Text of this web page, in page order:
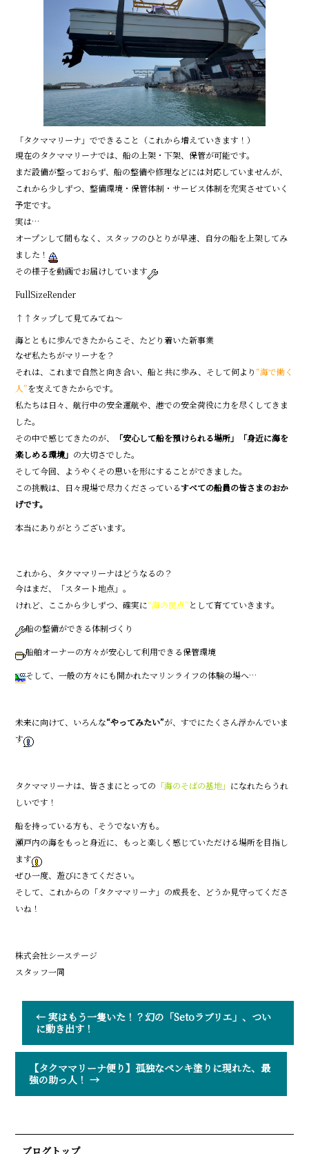
「タクママリーナ」でできること（これから増えていきます！）
現在のタクママリーナでは、船の上架・下架、保管が可能です。
まだ設備が整っておらず、船の整備や修理などには対応していませんが、
これから少しずつ、整備環境・保管体制・サービス体制を充実させていく
予定です。
実は…
オープンして間もなく、スタッフのひとりが早速、自分の船を上架してみ
ました！
その様子を動画でお届けしています
FullSizeRender
↑↑タップして見てみてね～
海とともに歩んできたからこそ、たどり着いた新事業
なぜ私たちがマリーナを？
それは、これまで自然と向き合い、船と共に歩み、そして何より “海で働く
人”を支えてきたからです。
私たちは日々、航行中の安全運航や、港での安全荷役に力を尽くしてきま
した。
その中で感じてきたのが、
「安心して船を預けられる場所」「身近に海を
楽しめる環境」 の大切さでした。
そして今回、ようやくその思いを形にすることができました。
この挑戦は、日々現場で尽力くださっているすべての船員の皆さまのおか
げです。
本当にありがとうございます。
これから、タクママリーナはどうなるの？
今はまだ、「スタート地点」。
けれど、ここから少しずつ、確実に“海の拠点”として育てていきます。
船の整備ができる体制づくり
船舶オーナーの方々が安心して利用できる保管環境
そして、一般の方々にも開かれたマリンライフの体験の場へ…
未来に向けて、いろんな“やってみたい”が、すでにたくさん浮かんでいま
す
タクママリーナは、皆さまにとっての 「海のそばの基地」 になれたらうれ
しいです！
船を持っている方も、そうでない方も。
瀬戸内の海をもっと身近に、もっと楽しく感じていただける場所を目指し
ます
ぜひ一度、遊びにきてください。
そして、これからの「タクママリーナ」の成長を、どうか見守ってくださ
いね！
株式会社シーステージ
スタッフ一同
← 実はもう一隻いた！？幻の「Setoラブリエ」、つい
に動き出す！
【タクママリーナ便り】孤独なペンキ塗りに現れた、最
強の助っ人！→
ブログトップ